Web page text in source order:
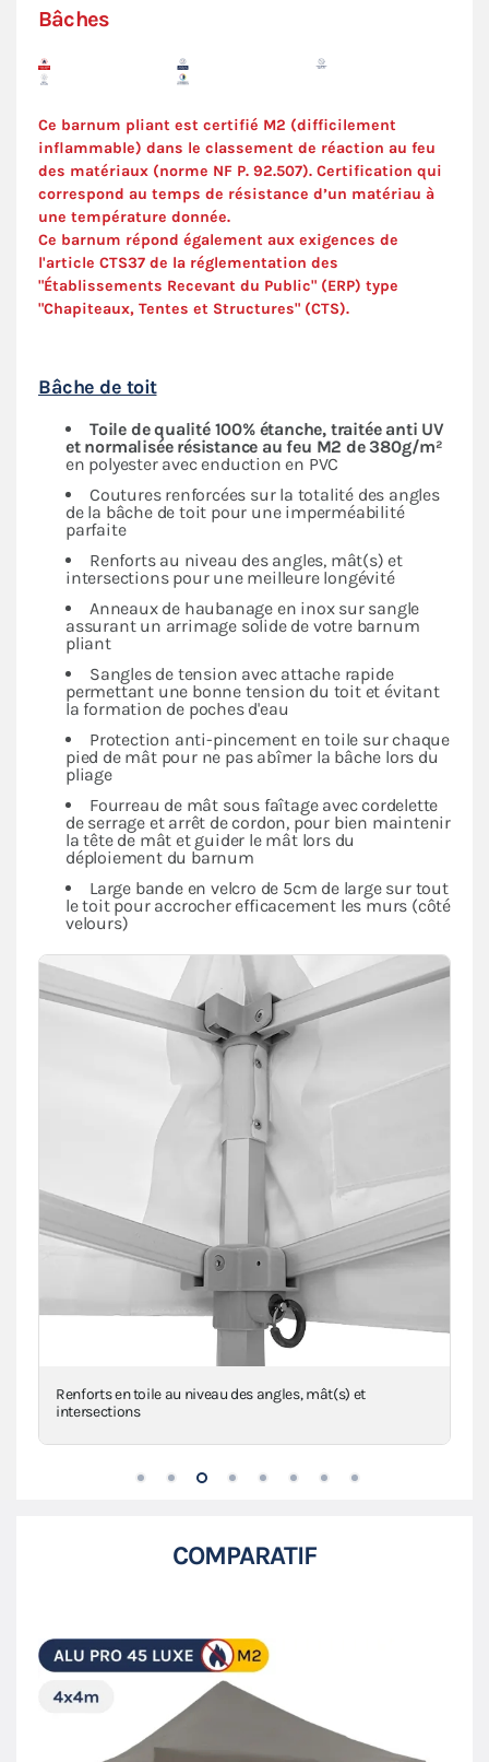
Bâches
Ce barnum pliant est certifié M2 (difficilement
inflammable) dans le classement de réaction au feu
des matériaux (norme NF P. 92.507). Certification qui
correspond au temps de résistance d’un matériau à
une température donnée.
Ce barnum répond également aux exigences de
l'article CTS37 de la réglementation des
"Établissements Recevant du Public" (ERP) type
"Chapiteaux, Tentes et Structures" (CTS).
Bâche de toit
Toile de qualité 100% étanche, traitée anti UV
et normalisée résistance au feu M2 de 380g/m²
en polyester avec enduction en PVC
Coutures renforcées sur la totalité des angles
de la bâche de toit pour une imperméabilité
parfaite
Renforts au niveau des angles, mât(s) et
intersections pour une meilleure longévité
Anneaux de haubanage en inox sur sangle
assurant un arrimage solide de votre barnum
pliant
Sangles de tension avec attache rapide
permettant une bonne tension du toit et évitant
la formation de poches d'eau
Protection anti-pincement en toile sur chaque
pied de mât pour ne pas abîmer la bâche lors du
pliage
Fourreau de mât sous faîtage avec cordelette
de serrage et arrêt de cordon, pour bien maintenir
la tête de mât et guider le mât lors du
déploiement du barnum
Large bande en velcro de 5cm de large sur tout
le toit pour accrocher efficacement les murs (côté
velours)
Renforts en toile au niveau des angles, mât(s) et
intersections
COMPARATIF